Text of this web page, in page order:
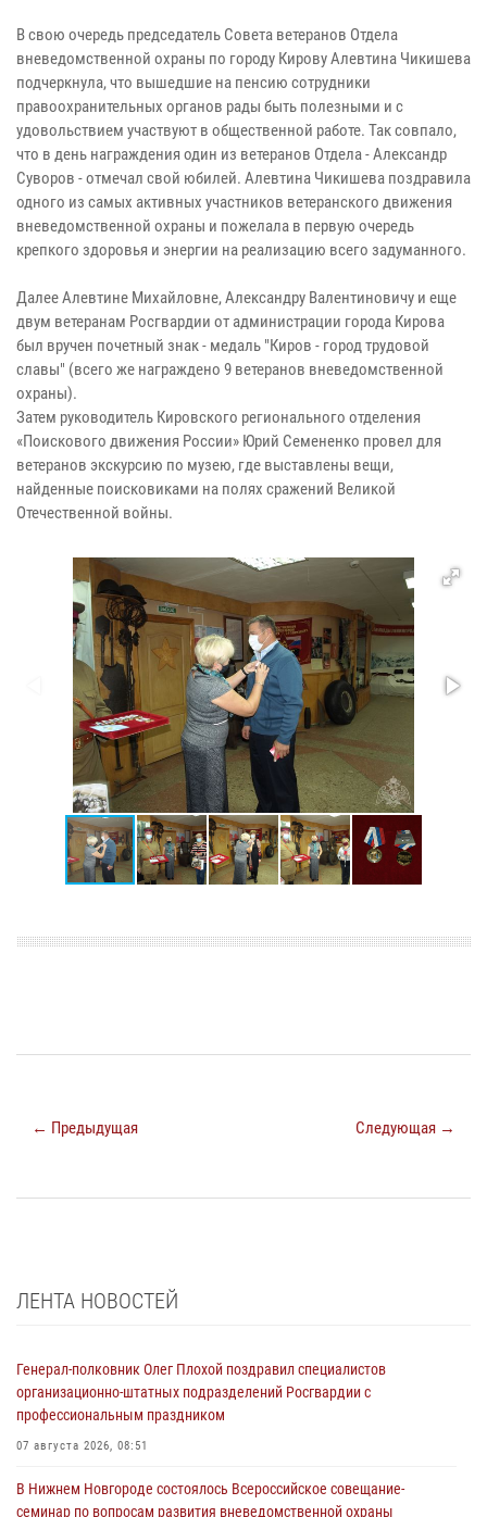
В свою очередь председатель Совета ветеранов Отдела
вневедомственной охраны по городу Кирову Алевтина Чикишева
подчеркнула, что вышедшие на пенсию сотрудники
правоохранительных органов рады быть полезными и с
удовольствием участвуют в общественной работе. Так совпало,
что в день награждения один из ветеранов Отдела - Александр
Суворов - отмечал свой юбилей. Алевтина Чикишева поздравила
одного из самых активных участников ветеранского движения
вневедомственной охраны и пожелала в первую очередь
крепкого здоровья и энергии на реализацию всего задуманного.
Далее Алевтине Михайловне, Александру Валентиновичу и еще
двум ветеранам Росгвардии от администрации города Кирова
был вручен почетный знак - медаль "Киров - город трудовой
славы" (всего же награждено 9 ветеранов вневедомственной
охраны).
Затем руководитель Кировского регионального отделения
«Поискового движения России» Юрий Семененко провел для
ветеранов экскурсию по музею, где выставлены вещи,
найденные поисковиками на полях сражений Великой
Отечественной войны.
← Предыдущая Следующая →
ЛЕНТА НОВОСТЕЙ
Генерал-полковник Олег Плохой поздравил специалистов
организационно-штатных подразделений Росгвардии с
профессиональным праздником
07 августа 2026, 08:51
В Нижнем Новгороде состоялось Всероссийское совещание-
семинар по вопросам развития вневедомственной охраны